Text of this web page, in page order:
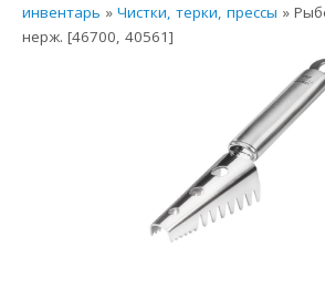
инвентарь »Чистки, терки, прессы »
нерж. [46700, 40561]